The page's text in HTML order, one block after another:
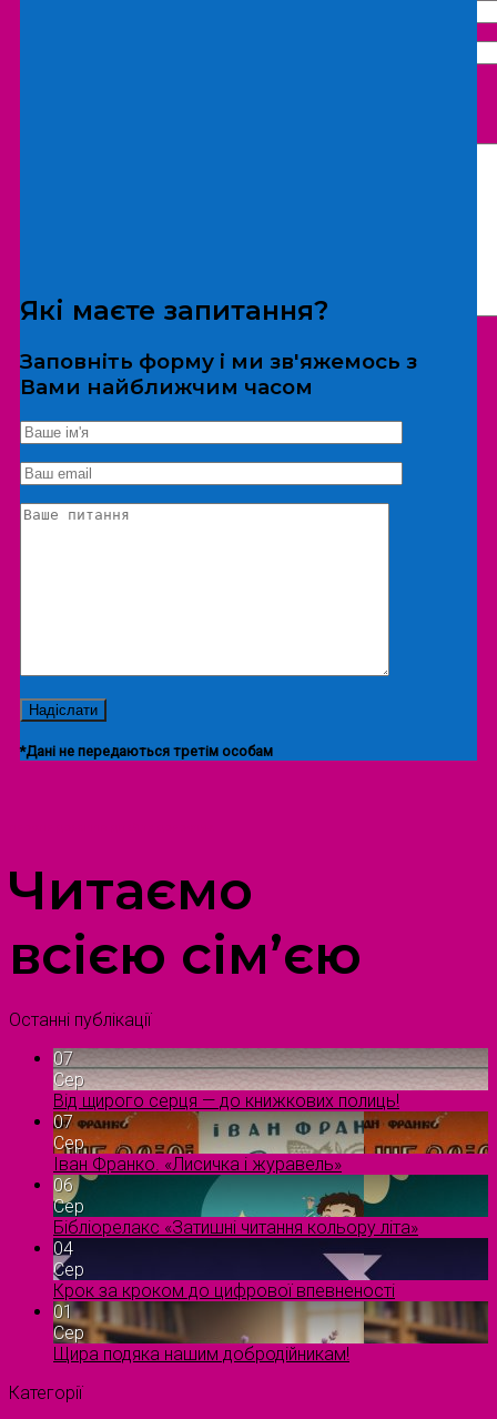
*Дані не передаються третім особам
Екскурсія/локація
Які маєте запитання?
Заповніть форму і ми зв'яжемось з
Вами найближчим часом
*Дані не передаються третім особам
Читаємо
всією сім’єю
Останні публікації
07
Сер
Від щирого серця — до книжкових полиць!
07
Сер
Іван Франко. «Лисичка і журавель»
06
Сер
Бібліорелакс «Затишні читання кольору літа»
04
Сер
Крок за кроком до цифрової впевненості
01
Сер
Щира подяка нашим добродійникам!
Категорії